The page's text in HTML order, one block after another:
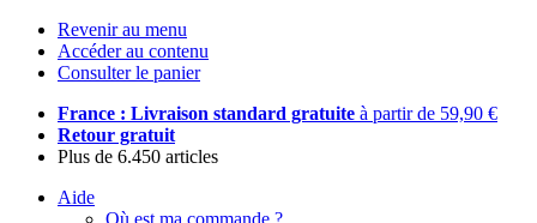
Revenir au menu
Accéder au contenu
Consulter le panier
France : Livraison standard gratuite à partir de 59,90 €
Retour gratuit
Plus de 6.450 articles
Aide
Où est ma commande ?